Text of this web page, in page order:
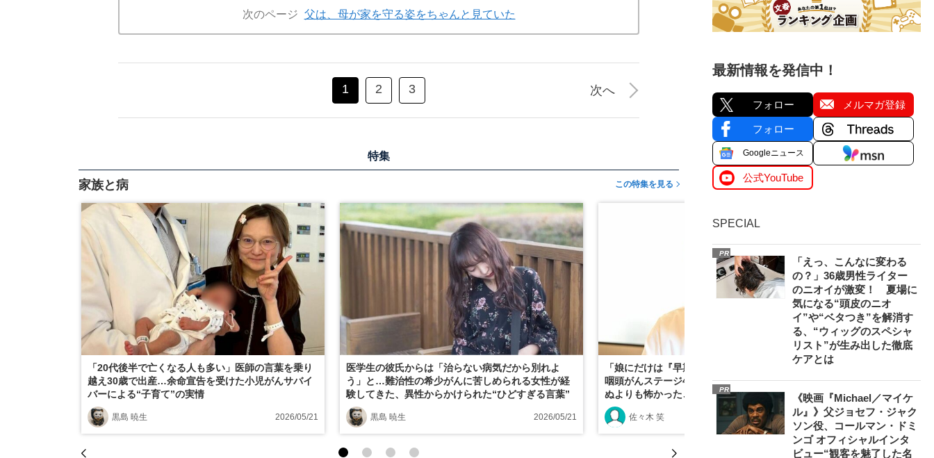
次のページ 父は、母が家を守る姿をちゃんと見ていた
1 2 3 次へ
特集
家族と病 この特集を見る
「20代後半で亡くなる人も多い」医師の言葉を乗り
越え30歳で出産…余命宣告を受けた小児がんサバイ
バーによる“子育て”の実情
黒島 暁生 2026/05/21
医学生の彼氏からは「治らない病気だから別れよ
う」と…難治性の希少がんに苦しめられる女性が経
験してきた、異性からかけられた“ひどすぎる言葉”
黒島 暁生 2026/05/21
「娘にだけは『早期発見』って嘘をつきました」下
咽頭がんステージ4を宣告された見栄晴（57）が“死
ぬよりも怖かったこと”とは
佐々木 笑 2024/08/31
最新情報を発信中！
フォロー メルマガ登録
フォロー
Googleニュース
公式YouTube
SPECIAL
PR
「えっ、こんなに変わる
の？」36歳男性ライター
のニオイが激変！ 夏場に
気になる“頭皮のニオ
イ”や“ベタつき”を解消す
る、“ウィッグのスペシャ
リスト”が生み出した徹底
ケアとは
PR
《映画『Michael／マイケ
ル』》父ジョセフ・ジャク
ソン役、コールマン・ドミ
ンゴ オフィシャルインタ
ビュー“観客を魅了した名